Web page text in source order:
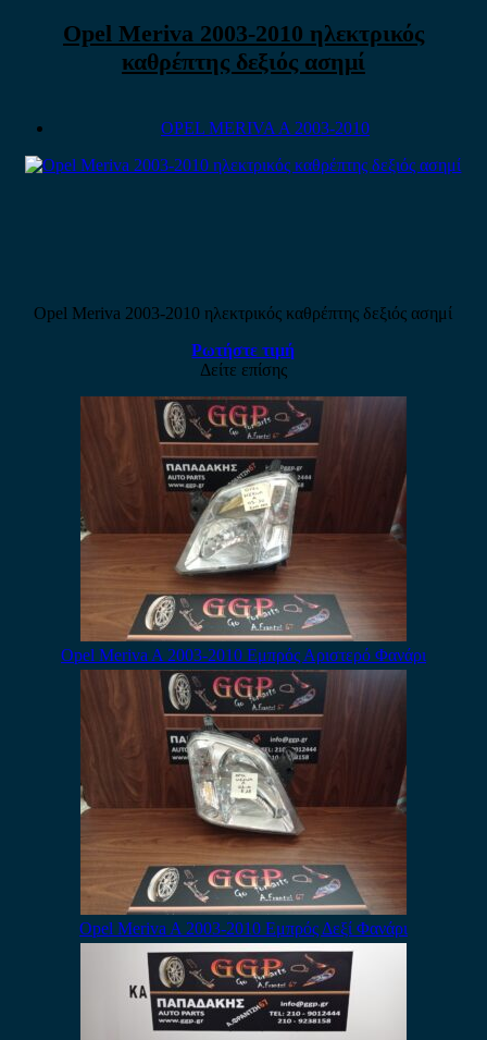
Opel Meriva 2003-2010 ηλεκτρικός
καθρέπτης δεξιός ασημί
OPEL MERIVA A 2003-2010
Opel Meriva 2003-2010 ηλεκτρικός καθρέπτης δεξιός ασημί
Ρωτήστε τιμή
Δείτε επίσης
Opel Meriva A 2003-2010 Εμπρός Αριστερό Φανάρι
Opel Meriva A 2003-2010 Εμπρός Δεξί Φανάρι